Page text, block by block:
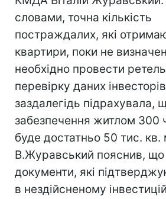
словами, точна кількість
постраждалих, які
квартири, поки не
необхідно провести
перевірку даних
заздалегідь підрахувала,
забезпечення житлом 300
буде достатньо 50 тис.
В.Журавський пояснив, що
документи, які
в нездійсненому